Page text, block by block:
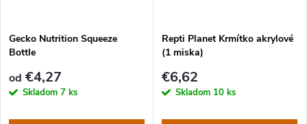
Gecko Nutrition Squeeze
Bottle
od €4,27
Skladom 7 ks
Repti Planet Krmítko akrylové
(1 miska)
€6,62
Skladom 10 ks